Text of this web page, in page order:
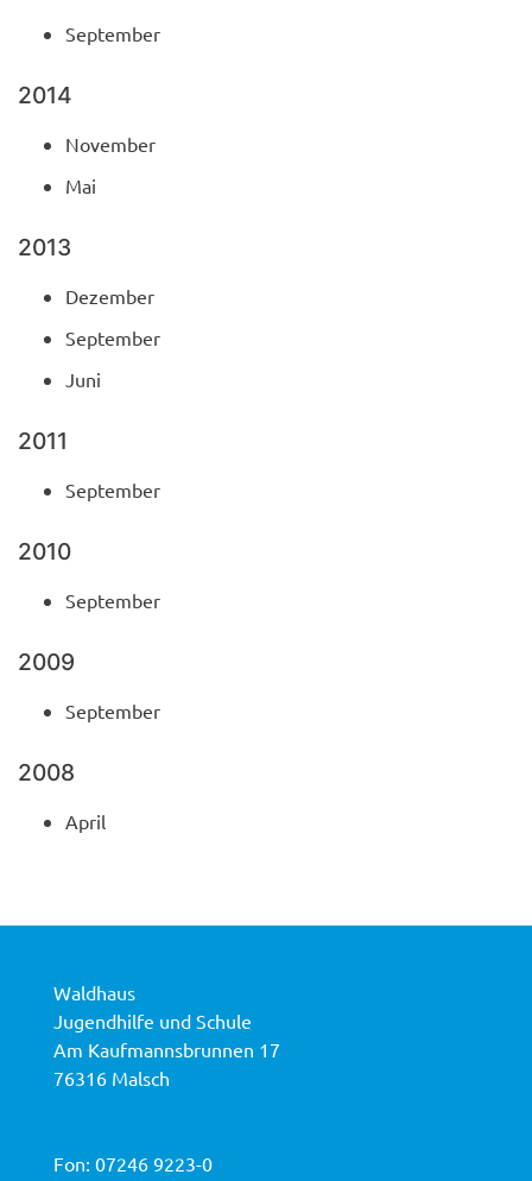
September
2014
November
Mai
2013
Dezember
September
Juni
2011
September
2010
September
2009
September
2008
April
Waldhaus
Jugendhilfe und Schule
Am Kaufmannsbrunnen 17
76316 Malsch
Fon: 07246 9223-0